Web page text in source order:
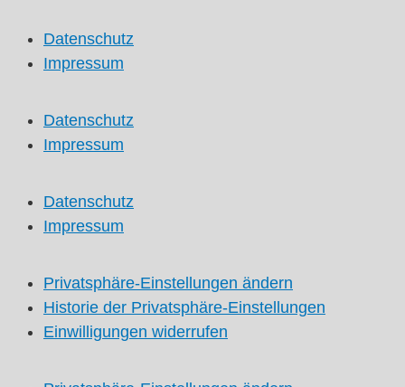
Datenschutz
Impressum
Datenschutz
Impressum
Datenschutz
Impressum
Privatsphäre-Einstellungen ändern
Historie der Privatsphäre-Einstellungen
Einwilligungen widerrufen